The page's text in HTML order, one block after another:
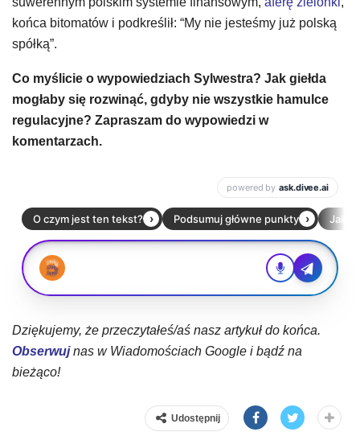
końca bitomatów i podkreślił: “My nie jesteśmy już polską
spółką”.
Co myślicie o wypowiedziach Sylwestra? Jak giełda
mogłaby się rozwinąć, gdyby nie wszystkie hamulce
regulacyjne? Zapraszam do wypowiedzi w
komentarzach.
Dziękujemy, że przeczytałeś/aś nasz artykuł do końca.
Obserwujnas w Wiadomościach Google i bądź na
bieżąco!
Udostępnij